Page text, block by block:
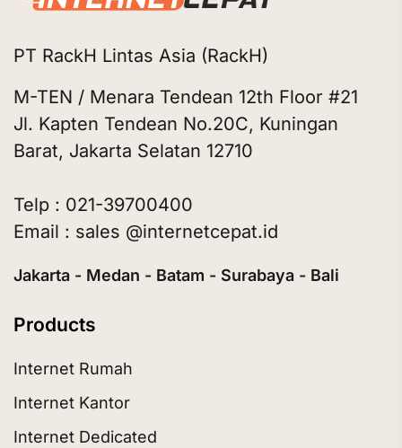
PT RackH Lintas Asia (RackH)
M-TEN / Menara Tendean 12th Floor #21
Jl. Kapten Tendean No.20C, Kuningan
Barat, Jakarta Selatan 12710
Telp : 021-39700400
Email : sales @internetcepat.id
Jakarta - Medan - Batam - Surabaya - Bali
Products
Internet Rumah
Internet Kantor
Internet Dedicated